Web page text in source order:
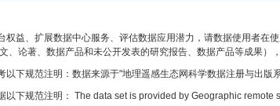
益、扩展数据中心服务、评估数据应用潜力，请数据使用者在
、论著、数据产品和未公开发表的研究报告、数据产品等成果）
下规范注明：数据来源于"地理遥感生态网科学数据注册与出版
下规范注明： The data set is provided by Geographic remote